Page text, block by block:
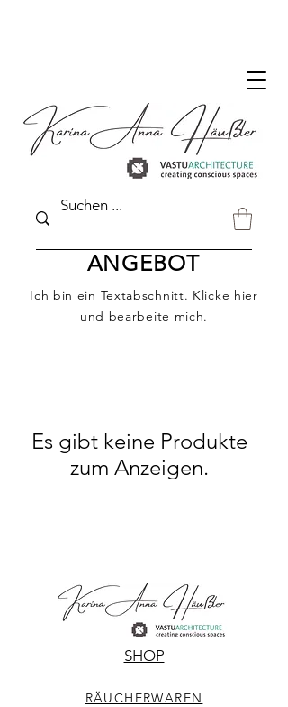
ANGEBOT
Ich bin ein Textabschnitt. Klicke hier
und bearbeite mich.
Es gibt keine Produkte
zum Anzeigen.
SHOP
RÄUCHERWAREN